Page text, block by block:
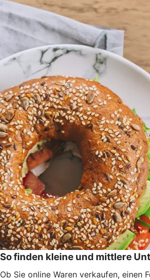
So finden kleine und mittlere
Ob Sie online Waren verkaufen, einen